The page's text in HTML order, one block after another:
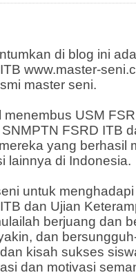
di blog ini
www.master-
master seni.
USM
FSRD ITB
yang berhasil
lainnya di Indonesia.
untuk
dan Ujian
berjuang dan
dan
kisah sukses
dan motivasi